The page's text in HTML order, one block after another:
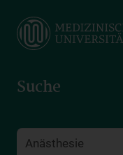
main
Suche